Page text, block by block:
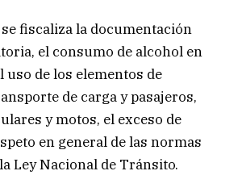
fiscaliza la documentación
el consumo de alcohol en
uso de los elementos de
de carga y pasajeros,
y motos, el exceso de
en general de las normas
Ley Nacional de Tránsito.